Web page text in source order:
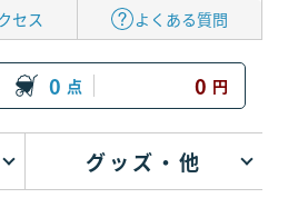
セス よくある質問
0 点 0 円
グッズ・他